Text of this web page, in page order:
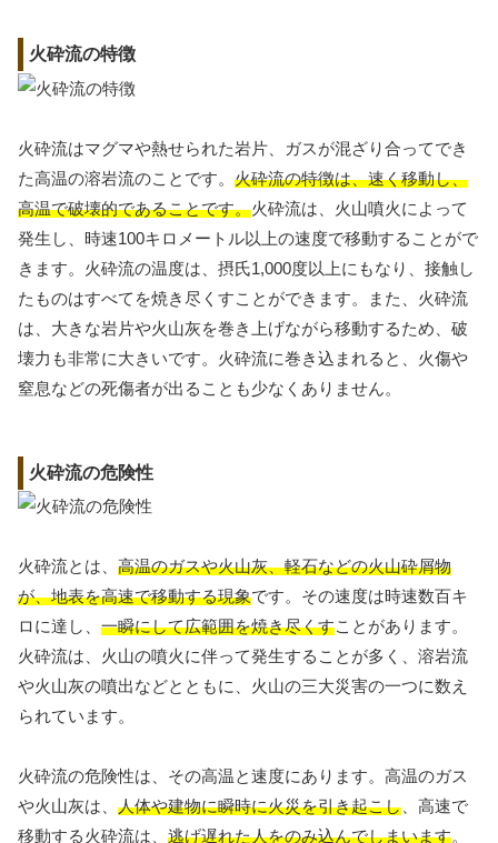
火砕流の特徴
火砕流はマグマや熱せられた岩片、ガスが混ざり合ってでき
た高温の溶岩流のことです。 火砕流の特徴は、速く移動し、
高温で破壊的であることです。火砕流は、火山噴火によって
発生し、時速100キロメートル以上の速度で移動することがで
きます。火砕流の温度は、摂氏1,000度以上にもなり、接触し
たものはすべてを焼き尽くすことができます。また、火砕流
は、大きな岩片や火山灰を巻き上げながら移動するため、破
壊力も非常に大きいです。火砕流に巻き込まれると、火傷や
窒息などの死傷者が出ることも少なくありません。
火砕流の危険性
火砕流とは、 高温のガスや火山灰、軽石などの火山砕屑物
が、地表を高速で移動する現象です。その速度は時速数百キ
ロに達し、 一瞬にして広範囲を焼き尽くすことがあります。
火砕流は、火山の噴火に伴って発生することが多く、溶岩流
や火山灰の噴出などとともに、火山の三大災害の一つに数え
られています。
火砕流の危険性は、その高温と速度にあります。高温のガス
や火山灰は、 人体や建物に瞬時に火災を引き起こし、高速で
移動する火砕流は、 逃げ遅れた人をのみ込んでしまいます。